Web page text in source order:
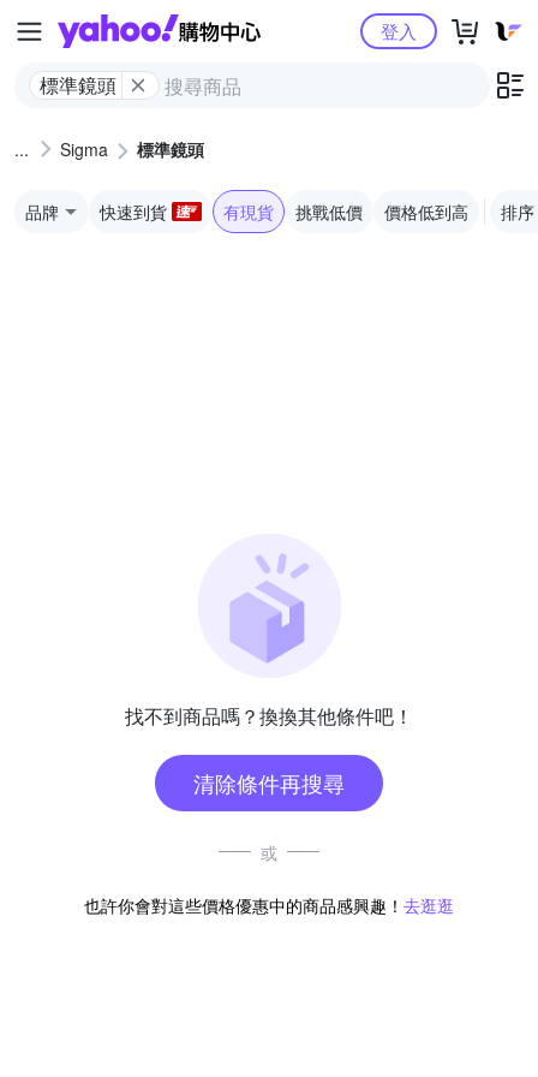
Yahoo購物中心
標準鏡頭
登入
Sigma 標準鏡頭
品牌 快速到貨 有現貨 挑戰低價 價格低到高 排序
找不到商品嗎？換換其他條件吧！
清除條件再搜尋
或
也許你會對這些價格優惠中的商品感興趣！ 去逛逛